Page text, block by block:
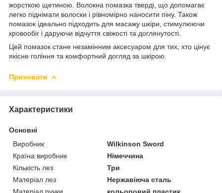
жорсткою щетиною. Волокна помазка тверді, що допомагає
легко піднімати волоски і рівномірно наносити піну. Також
помазок ідеально підходить для масажу шкіри, стимулюючи
кровообіг і даруючи відчуття свіжості та доглянутості.
Цей помазок стане незамінним аксесуаром для тих, хто цінує
якісне гоління та комфортний догляд за шкірою.
Приховати
Характеристики
Основні
Виробник
Wilkinson Sword
Країна виробник
Німеччина
Кількість лез
Три
Матеріал лез
Нержавіюча сталь
Матеріал ручки
кольоровий пластик